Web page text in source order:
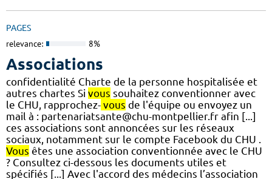
PAGES
relevance: 8%
Associations
confidentialité Charte de la personne hospitalisée et
autres chartes Si vous souhaitez conventionner avec
le CHU, rapprochez- vous de l'équipe ou envoyez un
mail à : partenariatsante@chu-montpellier.fr afin [...]
ces associations sont annoncées sur les réseaux
sociaux, notamment sur le compte Facebook du CHU .
Vous êtes une association conventionnée avec le CHU
? Consultez ci-dessous les documents utiles et
spécifiés [...] Avec l'accord des médecins l’association